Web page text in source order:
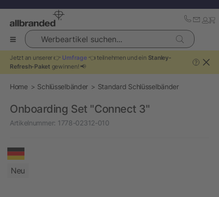
Werbeartikel suchen...
Jetzt an unserer 👉 Umfrage👈 teilnehmen und ein Stanley-
Refresh-Paket gewinnen! 📢
?
Home Schlüsselbänder Standard Schlüsselbänder
Onboarding Set "Connect 3"
Artikelnummer: 1778-02312-010
Neu